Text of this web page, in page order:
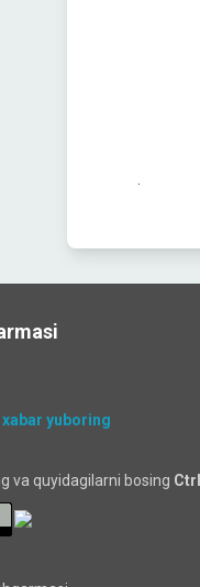
xabar yuboring
va quyidagilarni bosing